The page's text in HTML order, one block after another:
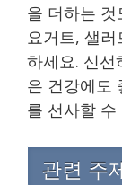
을 더하는
요거트, 샐
하세요. 신선
은 건강에도
를 선사할 수
관련 주